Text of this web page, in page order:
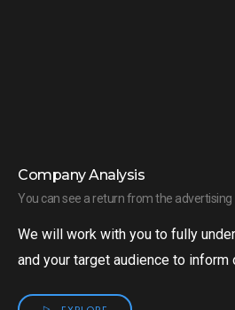
Company Analysis
You can see a return from the advertising
We will work with you to fully
and your target audience to inform